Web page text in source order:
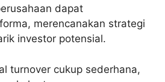
dapat
merencanakan strategi
investor potensial.
turnover cukup sederhana,